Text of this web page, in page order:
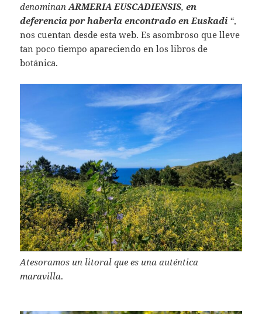
denominanARMERIA EUSCADIENSIS,en
deferencia por haberla encontrado en Euskadi “,
nos cuentan desde esta web. Es asombroso que lleve
tan poco tiempo apareciendo en los libros de
botánica.
Atesoramos un litoral que es una auténtica
maravilla.